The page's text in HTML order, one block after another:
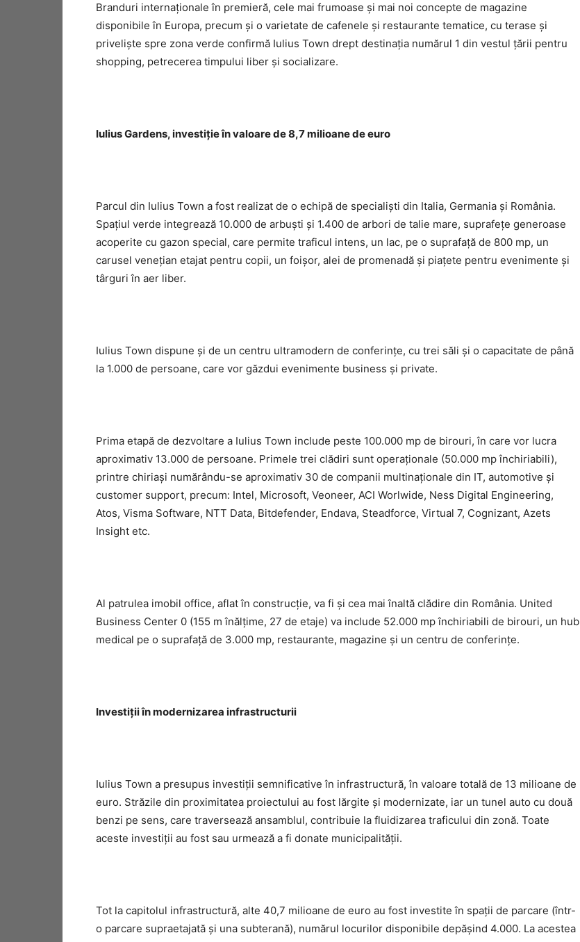
Branduri internaţionale în premieră, cele mai frumoase şi mai noi concepte de magazine
disponibile în Europa, precum şi o varietate de cafenele și restaurante tematice, cu terase şi
privelişte spre zona verde confirmă Iulius Town drept destinaţia numărul 1 din vestul ţării pentru
shopping, petrecerea timpului liber și socializare.
Iulius Gardens, investiţie în valoare de 8,7 milioane de euro
Parcul din Iulius Town a fost realizat de o echipă de specialişti din Italia, Germania şi România.
Spaţiul verde integrează 10.000 de arbuşti şi 1.400 de arbori de talie mare, suprafeţe generoase
acoperite cu gazon special, care permite traficul intens, un lac, pe o suprafaţă de 800 mp, un
carusel veneţian etajat pentru copii, un foişor, alei de promenadă şi piaţete pentru evenimente şi
târguri în aer liber.
Iulius Town dispune și de un centru ultramodern de conferinţe, cu trei săli și o capacitate de până
la 1.000 de persoane, care vor găzdui evenimente business şi private.
Prima etapă de dezvoltare a Iulius Town include peste 100.000 mp de birouri, în care vor lucra
aproximativ 13.000 de persoane. Primele trei clădiri sunt operaţionale (50.000 mp închiriabili),
printre chiriași numărându-se aproximativ 30 de companii multinaţionale din IT, automotive şi
customer support, precum: Intel, Microsoft, Veoneer, ACI Worlwide, Ness Digital Engineering,
Atos, Visma Software, NTT Data, Bitdefender, Endava, Steadforce, Virtual 7, Cognizant, Azets
Insight etc.
Al patrulea imobil office, aflat în construcţie, va fi şi cea mai înaltă clădire din România. United
Business Center 0 (155 m înălţime, 27 de etaje) va include 52.000 mp închiriabili de birouri, un hub
medical pe o suprafaţă de 3.000 mp, restaurante, magazine şi un centru de conferinţe.
Investiţii în modernizarea infrastructurii
Iulius Town a presupus investiţii semnificative în infrastructură, în valoare totală de 13 milioane de
euro. Străzile din proximitatea proiectului au fost lărgite şi modernizate, iar un tunel auto cu două
benzi pe sens, care traversează ansamblul, contribuie la fluidizarea traficului din zonă. Toate
aceste investiţii au fost sau urmează a fi donate municipalităţii.
Tot la capitolul infrastructură, alte 40,7 milioane de euro au fost investite în spaţii de parcare (într-
o parcare supraetajată şi una subterană), numărul locurilor disponibile depăşind 4.000. La acestea